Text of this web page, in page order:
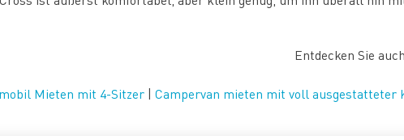
Entdecken Sie
Mieten mit 4-Sitzer Campervan mieten mit voll ausgestatteter